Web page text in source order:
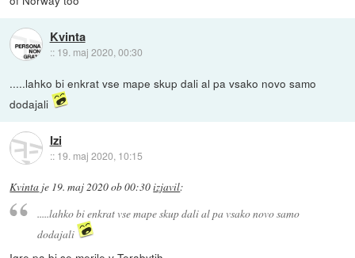
Kvinta
:: 19. maj 2020, 00:30
.....lahko bi enkrat vse mape skup dali al pa vsako novo samo
dodajali
Izi
:: 19. maj 2020, 10:15
Kvinta je 19. maj 2020 ob 00:30izjavil:
.....lahko bi enkrat vse mape skup dali al pa vsako novo samo
dodajali